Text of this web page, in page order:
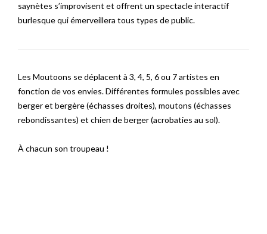
saynètes s’improvisent et offrent un spectacle interactif
burlesque qui émerveillera tous types de public.
Les Moutoons se déplacent à 3, 4, 5, 6 ou 7 artistes en
fonction de vos envies. Différentes formules possibles avec
berger et bergère (échasses droites), moutons (échasses
rebondissantes) et chien de berger (acrobaties au sol).
À chacun son troupeau !